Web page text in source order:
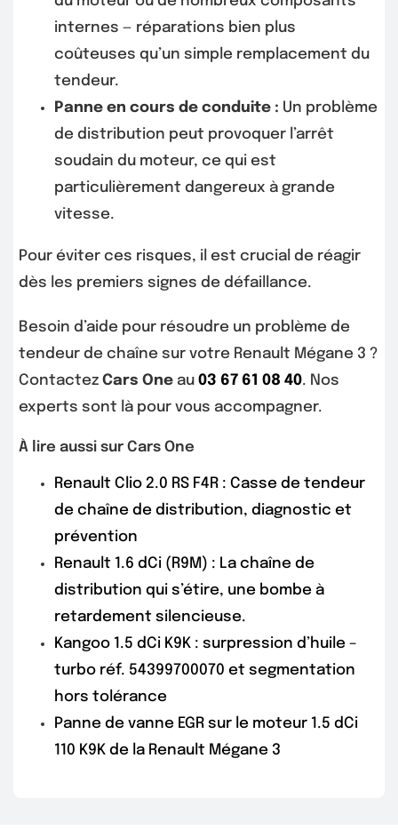
internes — réparations bien plus
coûteuses qu’un simple remplacement du
tendeur.
Panne en cours de conduite : Un problème
de distribution peut provoquer l’arrêt
soudain du moteur, ce qui est
particulièrement dangereux à grande
vitesse.
Pour éviter ces risques, il est crucial de réagir
dès les premiers signes de défaillance.
Besoin d’aide pour résoudre un problème de
tendeur de chaîne sur votre Renault Mégane 3 ?
Contactez Cars One au 03 67 61 08 40. Nos
experts sont là pour vous accompagner.
À lire aussi sur Cars One
Renault Clio 2.0 RS F4R : Casse de tendeur
de chaîne de distribution, diagnostic et
prévention
Renault 1.6 dCi (R9M) : La chaîne de
distribution qui s’étire, une bombe à
retardement silencieuse.
Kangoo 1.5 dCi K9K : surpression d’huile –
turbo réf. 54399700070 et segmentation
hors tolérance
Panne de vanne EGR sur le moteur 1.5 dCi
110 K9K de la Renault Mégane 3